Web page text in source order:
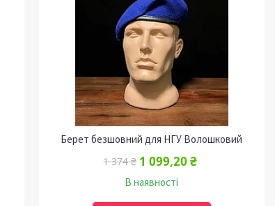
Берет безшовний для НГУ Волошковий
1 374 ₴ 1 099,20 ₴
В наявності